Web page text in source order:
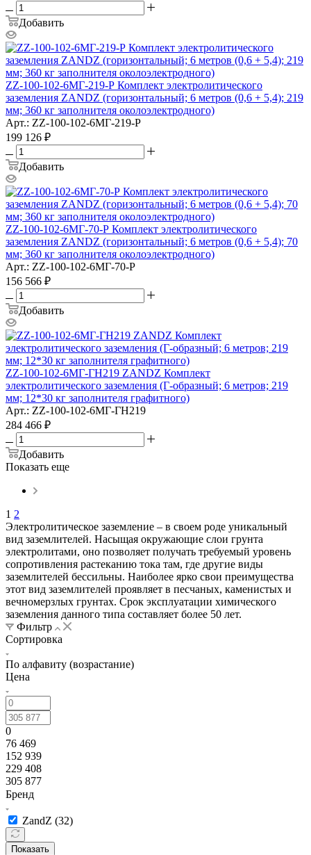
Добавить
ZZ-100-102-6МГ-219-Р Комплект электролитического
заземления ZANDZ (горизонтальный; 6 метров (0,6 + 5,4); 219
мм; 360 кг заполнителя околоэлектродного)
Арт.: ZZ-100-102-6МГ-219-Р
199 126 ₽
Добавить
ZZ-100-102-6МГ-70-Р Комплект электролитического
заземления ZANDZ (горизонтальный; 6 метров (0,6 + 5,4); 70
мм; 360 кг заполнителя околоэлектродного)
Арт.: ZZ-100-102-6МГ-70-Р
156 566 ₽
Добавить
ZZ-100-102-6МГ-ГН219 ZANDZ Комплект
электролитического заземления (Г-образный; 6 метров; 219
мм; 12*30 кг заполнителя графитного)
Арт.: ZZ-100-102-6МГ-ГН219
284 466 ₽
Добавить
Показать еще
1 2
Электролитическое заземление – в своем роде уникальный
вид заземлителей. Насыщая окружающие слои грунта
электролитами, оно позволяет получать требуемый уровень
сопротивления растеканию тока там, где другие виды
заземлителей бессильны. Наиболее ярко свои преимущества
этот вид заземлителей проявляет в песчаных, каменистых и
вечномерзлых грунтах. Срок эксплуатации химического
заземления данного типа составляет более 50 лет.
Фильтр
Сортировка
По алфавиту (возрастание)
Цена
0
76 469
152 939
229 408
305 877
Бренд
ZandZ (32)
Показать